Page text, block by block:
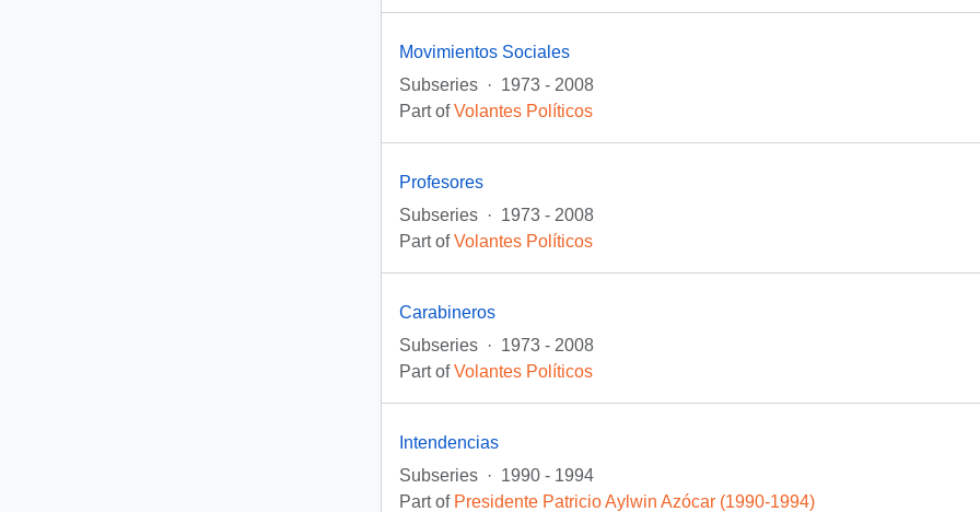
Movimientos Sociales
Subseries · 1973 - 2008
Part ofVolantes Políticos
Profesores
Subseries · 1973 - 2008
Part ofVolantes Políticos
Carabineros
Subseries · 1973 - 2008
Part ofVolantes Políticos
Intendencias
Subseries · 1990 - 1994
Part of Presidente Patricio Aylwin Azócar (1990-1994)